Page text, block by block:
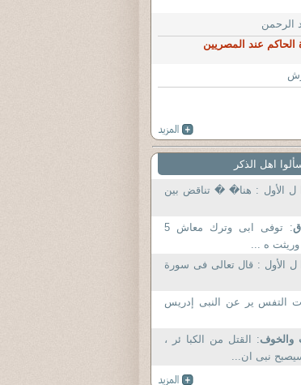
الرحمن
عند المصريين
اهل الذكر
ل الأول : هنا� � تناقض بين
: توفى ابى وترك معاش 5
وريثت ه ...
ل الأول : قال تعالى فى سورة
التفس ير عن النبى إدريس
: القتل من الكبا ئر ،
نبى ان...